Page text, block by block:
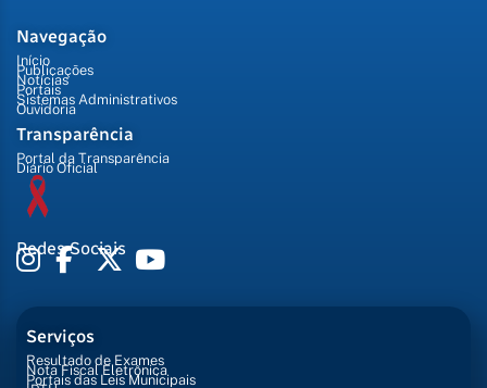
Navegação
Início
Publicações
Notícias
Portais
Sistemas Administrativos
Ouvidoria
Transparência
Portal da Transparência
Diário Oficial
Redes Sociais
Serviços
Resultado de Exames
Nota Fiscal Eletrônica
Portais das Leis Municipais